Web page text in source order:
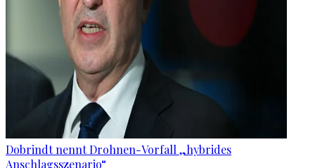
Dobrindt nennt Drohnen-Vorfall „hybrides
Anschlagsszenario“